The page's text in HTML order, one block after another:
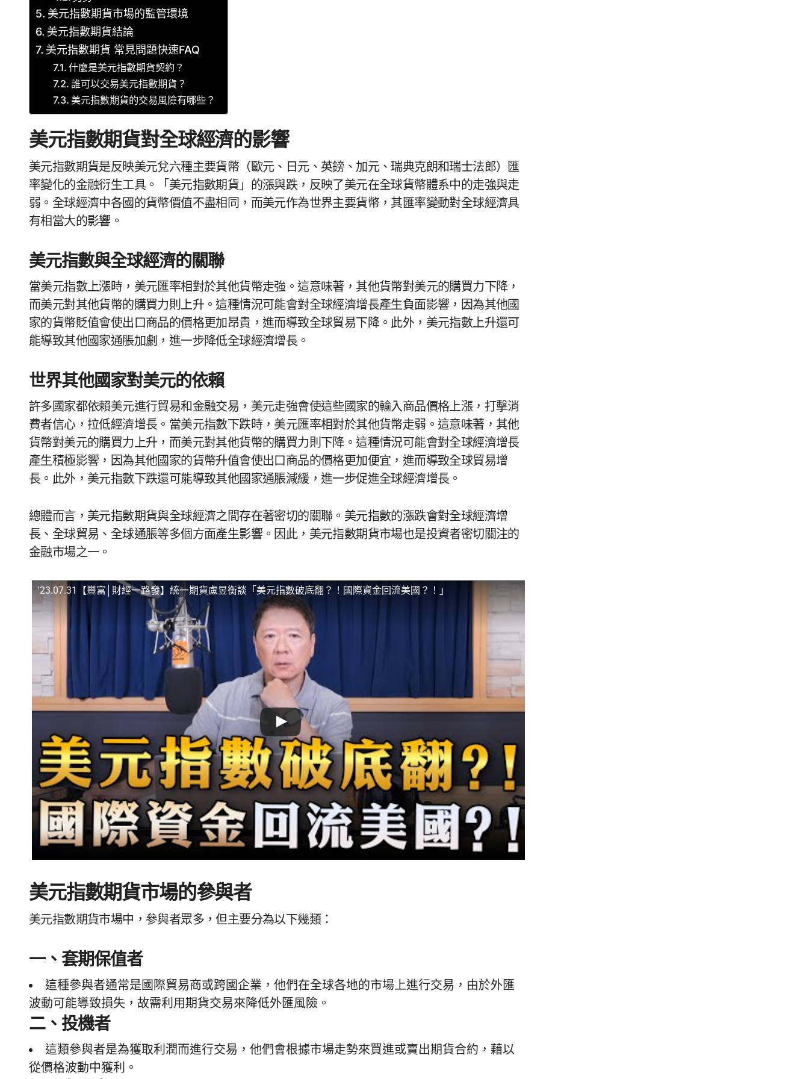
美元指數期貨市場的監管環境
美元指數期貨結論
美元指數期貨 常見問題快速FAQ
什麼是美元指數期貨契約？
誰可以交易美元指數期貨？
美元指數期貨的交易風險有哪些？
美元指數期貨對全球經濟的影響
美元指數期貨是反映美元兌六種主要貨幣（歐元、日元、英鎊、加元、瑞典克朗和瑞士法郎）匯
率變化的金融衍生工具。「美元指數期貨」的漲與跌，反映了美元在全球貨幣體系中的走強與走
弱。全球經濟中各國的貨幣價值不盡相同，而美元作為世界主要貨幣，其匯率變動對全球經濟具
有相當大的影響。
美元指數與全球經濟的關聯
當美元指數上漲時，美元匯率相對於其他貨幣走強。這意味著，其他貨幣對美元的購買力下降，
而美元對其他貨幣的購買力則上升。這種情況可能會對全球經濟增長產生負面影響，因為其他國
家的貨幣貶值會使出口商品的價格更加昂貴，進而導致全球貿易下降。此外，美元指數上升還可
能導致其他國家通脹加劇，進一步降低全球經濟增長。
世界其他國家對美元的依賴
許多國家都依賴美元進行貿易和金融交易，美元走強會使這些國家的輸入商品價格上漲，打擊消
費者信心，拉低經濟增長。當美元指數下跌時，美元匯率相對於其他貨幣走弱。這意味著，其他
貨幣對美元的購買力上升，而美元對其他貨幣的購買力則下降。這種情況可能會對全球經濟增長
產生積極影響，因為其他國家的貨幣升值會使出口商品的價格更加便宜，進而導致全球貿易增
長。此外，美元指數下跌還可能導致其他國家通脹減緩，進一步促進全球經濟增長。
總體而言，美元指數期貨與全球經濟之間存在著密切的關聯。美元指數的漲跌會對全球經濟增
長、全球貿易、全球通脹等多個方面產生影響。因此，美元指數期貨市場也是投資者密切關注的
金融市場之一。
'23.07.31【豐富│財經一路發】統一期貨盧昱衡談「美元指數破底翻？！國際資金回流美國？！」
美元指數期貨市場的參與者
美元指數期貨市場中，參與者眾多，但主要分為以下幾類：
一、套期保值者
這種參與者通常是國際貿易商或跨國企業，他們在全球各地的市場上進行交易，由於外匯
波動可能導致損失，故需利用期貨交易來降低外匯風險。
二、投機者
這類參與者是為獲取利潤而進行交易，他們會根據市場走勢來買進或賣出期貨合約，藉以
從價格波動中獲利。